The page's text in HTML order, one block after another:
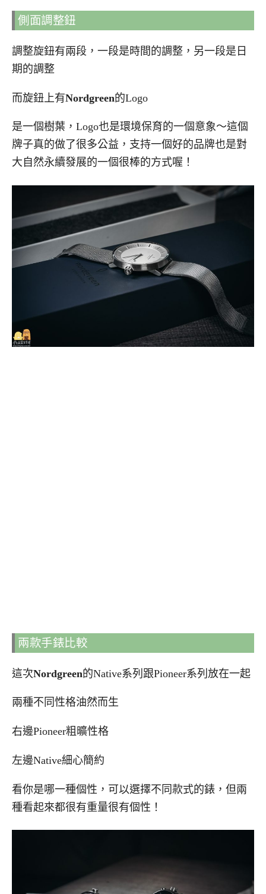
側面調整鈕
調整旋鈕有兩段，一段是時間的調整，另一段是日
期的調整
而旋鈕上有Nordgreen的Logo
是一個樹葉，Logo也是環境保育的一個意象～這個
牌子真的做了很多公益，支持一個好的品牌也是對
大自然永續發展的一個很棒的方式喔！
兩款手錶比較
這次Nordgreen的Native系列跟Pioneer系列放在一起
兩種不同性格油然而生
右邊Pioneer粗曠性格
左邊Native細心簡約
看你是哪一種個性，可以選擇不同款式的錶，但兩
種看起來都很有重量很有個性！